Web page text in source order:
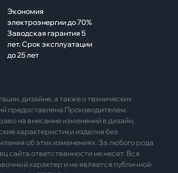
Экономия
электроэнергии до 70%
Заводская гарантия 5
лет. Срок эксплуатации
до 25 лет
дизайне, а также о технических
предоставлена Производителем.
на внесение изменений в дизайн,
характеристики изделия без
об этих изменениях. За любого рода
сайта ответственности не несет. Вся
характер и не является публичной